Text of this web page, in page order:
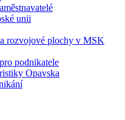
unii
rozvojové plochy v MSK
podnikatele
Opavska